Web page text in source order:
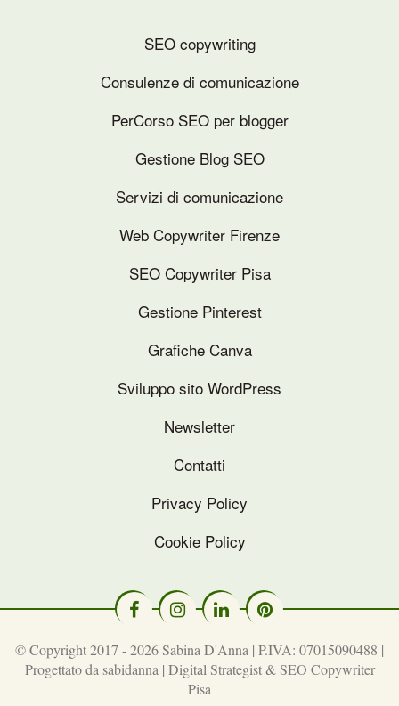
SEO copywriting
Consulenze di comunicazione
PerCorso SEO per blogger
Gestione Blog SEO
Servizi di comunicazione
Web Copywriter Firenze
SEO Copywriter Pisa
Gestione Pinterest
Grafiche Canva
Sviluppo sito WordPress
Newsletter
Contatti
Privacy Policy
Cookie Policy
© Copyright 2017 - 2026 Sabina D'Anna | P.IVA: 07015090488 |
Progettato da sabidanna | Digital Strategist & SEO Copywriter
Pisa